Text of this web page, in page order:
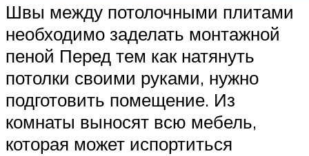
Швы между потолочными плитами
необходимо заделать монтажной
пеной Перед тем как натянуть
потолки своими руками, нужно
подготовить помещение. Из
комнаты выносят всю мебель,
которая может испортиться